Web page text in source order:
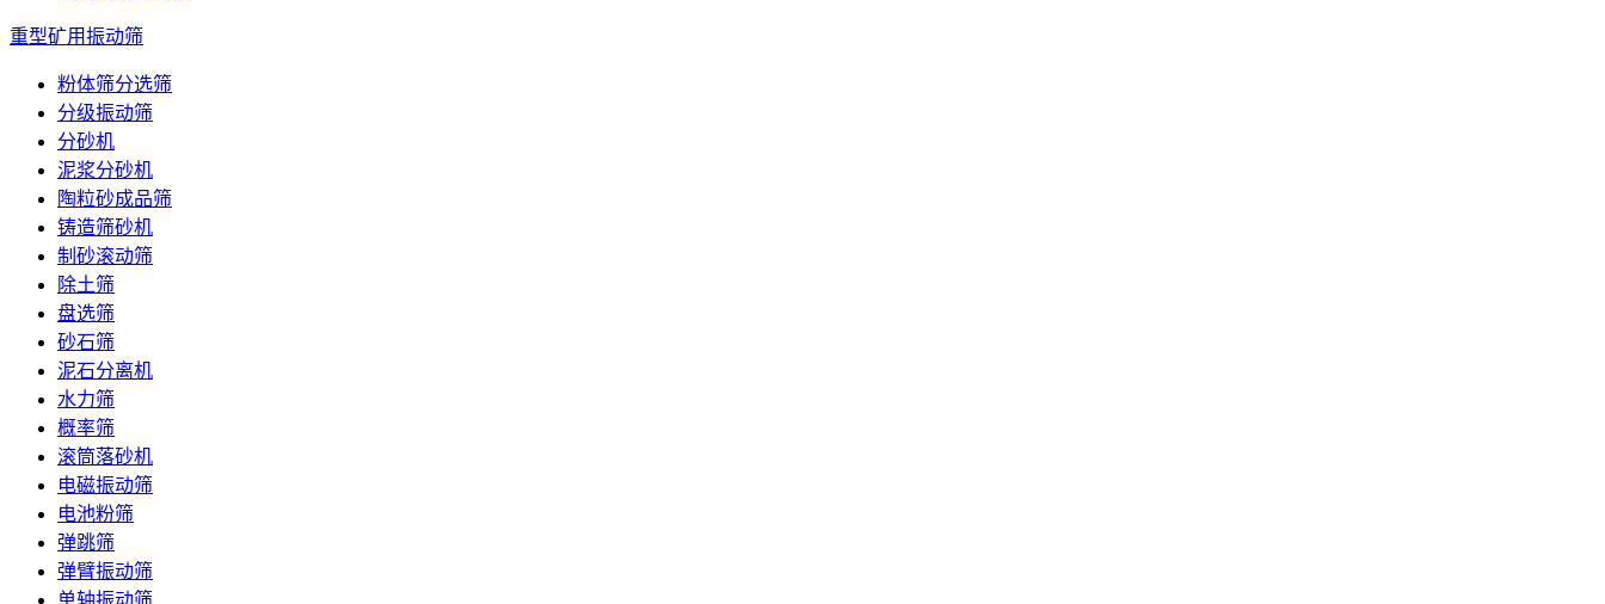
重型矿用振动筛
粉体筛分选筛
分级振动筛
分砂机
泥浆分砂机
陶粒砂成品筛
铸造筛砂机
制砂滚动筛
除土筛
盘选筛
砂石筛
泥石分离机
水力筛
概率筛
滚筒落砂机
电磁振动筛
电池粉筛
弹跳筛
弹臂振动筛
单轴振动筛